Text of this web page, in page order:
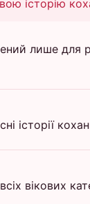
історію
лише для
історії
вікових